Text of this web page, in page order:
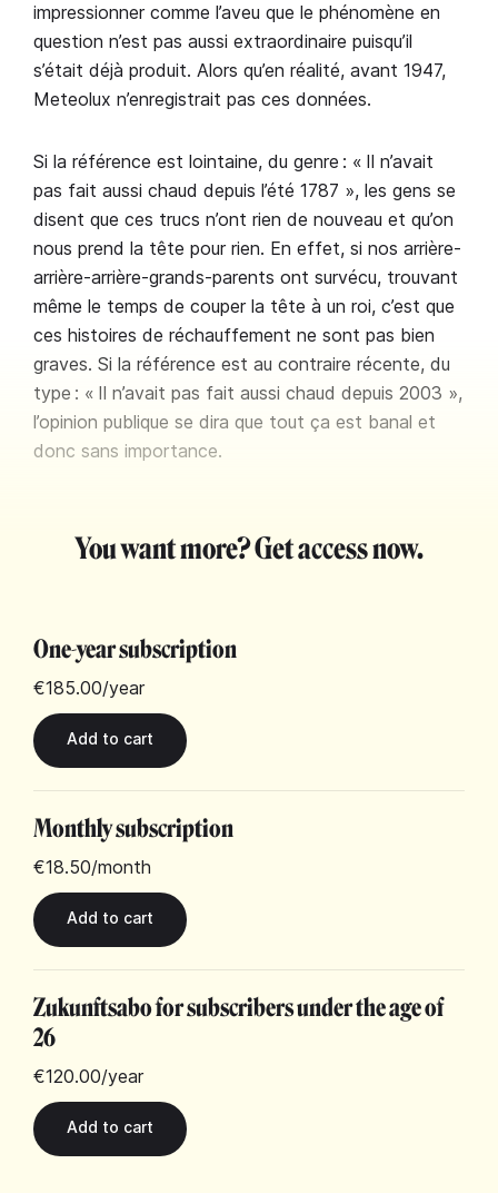
impressionner comme l’aveu que le phénomène en
question n’est pas aussi extraordinaire puisqu’il
s’était déjà produit. Alors qu’en réalité, avant 1947,
Meteolux n’enregistrait pas ces données.
Si la référence est lointaine, du genre : « Il n’avait
pas fait aussi chaud depuis l’été 1787 », les gens se
disent que ces trucs n’ont rien de nouveau et qu’on
nous prend la tête pour rien. En effet, si nos arrière-
arrière-arrière-grands-parents ont survécu, trouvant
même le temps de couper la tête à un roi, c’est que
ces histoires de réchauffement ne sont pas bien
graves. Si la référence est au contraire récente, du
type : « Il n’avait pas fait aussi chaud depuis 2003 »,
l’opinion publique se dira que tout ça est banal et
donc sans importance.
You want more? Get access now.
One-year subscription
€185.00/year
Monthly subscription
€18.50/month
Zukunftsabo for subscribers under the age of
26
€120.00/year